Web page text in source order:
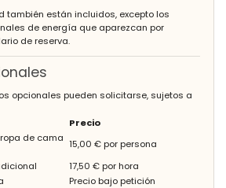
también están incluidos, excepto los
de energía que aparezcan por
de reserva.
opcionales pueden solicitarse, sujetos a
Precio
de cama 15,00 € por persona
17,50 € por hora
Precio bajo petición